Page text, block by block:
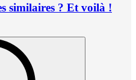
similaires ? Et voilà !